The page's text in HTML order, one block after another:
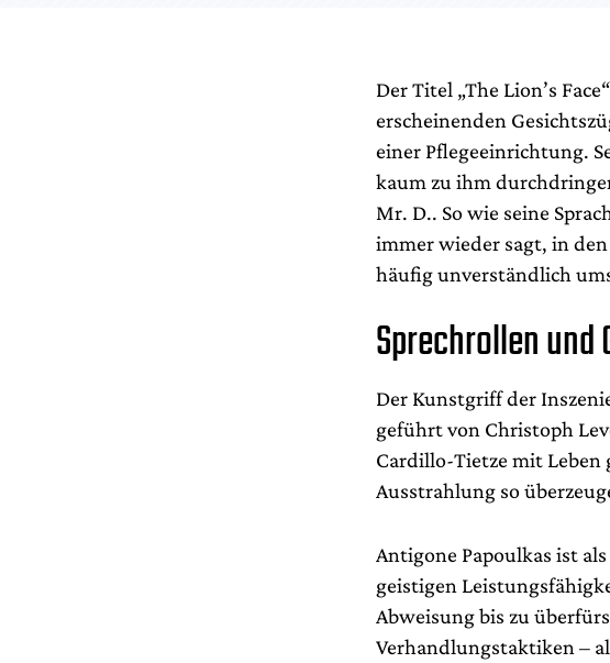
Der Titel „The Lion’s
erscheinenden
einer Pflegeeinrichtung.
kaum zu ihm
Mr. D.. So wie seine
immer wieder sagt, in
häufig unverständlich
Sprechrollen und
Der Kunstgriff der
geführt von Christoph
Cardillo-Tietze mit
Ausstrahlung so
Antigone Papoulkas ist
geistigen
Abweisung bis zu
Verhandlungstaktiken –